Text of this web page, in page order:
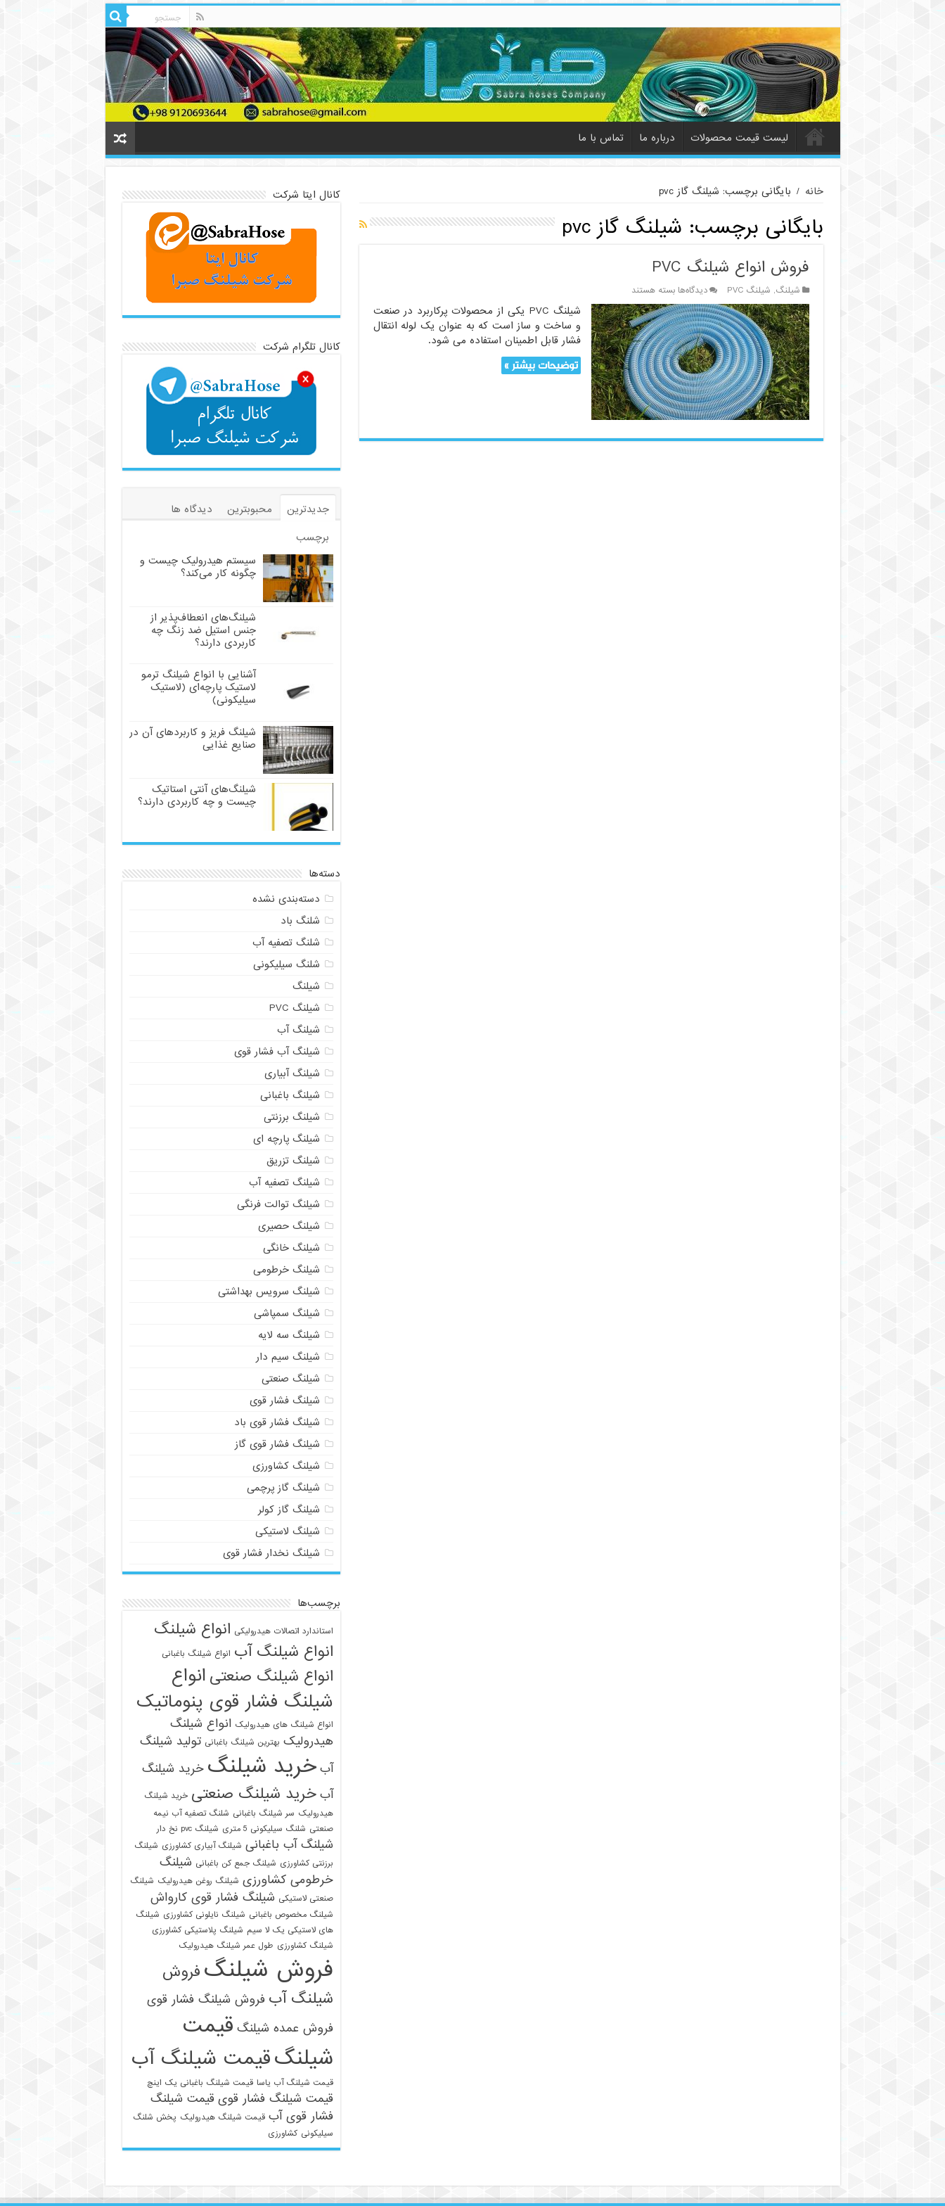
لیست قیمت محصولات درباره ما تماس با ما
خانه / بایگانی برچسب: شیلنگ گاز pvc
بایگانی برچسب: شیلنگ گاز pvc
فروش انواع شیلنگ PVC
شیلنگ, شیلنگ PVC دیدگاه‌هابرای
فروش
انواع
شیلنگ
PVC
بسته هستند
شیلنگ PVC یکی از محصولات پرکاربرد در صنعت
و ساخت و ساز است که به عنوان یک لوله انتقال
فشار قابل اطمینان استفاده می شود.
توضیحات بیشتر »
کانال ایتا شرکت
کانال تلگرام شرکت
جدیدترین محبوبترین
دیدگاه ها
برچسب
سیستم هیدرولیک چیست و
چگونه کار می‌کند؟
شیلنگ‌های انعطاف‌پذیر از
جنس استیل ضد زنگ چه
کاربردی دارند؟
آشنایی با انواع شیلنگ ترمو
لاستیک پارچه‌ای (لاستیک
سیلیکونی)
شیلنگ فریز و کاربردهای آن در
صنایع غذایی
شیلنگ‌های آنتی استاتیک
چیست و چه کاربردی دارند؟
دسته‌ها
دسته‌بندی نشده
شلنگ باد
شلنگ تصفیه آب
شلنگ سیلیکونی
شیلنگ
شیلنگ PVC
شیلنگ آب
شیلنگ آب فشار قوی
شیلنگ آبیاری
شیلنگ باغبانی
شیلنگ برزنتی
شیلنگ پارچه ای
شیلنگ تزریق
شیلنگ تصفیه آب
شیلنگ توالت فرنگی
شیلنگ حصیری
شیلنگ خانگی
شیلنگ خرطومی
شیلنگ سرویس بهداشتی
شیلنگ سمپاشی
شیلنگ سه لایه
شیلنگ سیم دار
شیلنگ صنعتی
شیلنگ فشار قوی
شیلنگ فشار قوی باد
شیلنگ فشار قوی گاز
شیلنگ کشاورزی
شیلنگ گاز پرچمی
شیلنگ گاز کولر
شیلنگ لاستیکی
شیلنگ نخدار فشار قوی
برچسب‌ها
استاندارد اتصالات هیدرولیکی انواع شیلنگ
انواع شیلنگ آب انواع شیلنگ باغبانی
انواع شیلنگ صنعتی انواع
شیلنگ فشار قوی پنوماتیک
انواع شیلنگ های هیدرولیک انواع شیلنگ
هیدرولیک بهترین شیلنگ باغبانی تولید شیلنگ
آب خرید شیلنگ خرید شیلنگ
آب خرید شیلنگ صنعتی خرید شیلنگ
هیدرولیک سر شیلنگ باغبانی شلنگ تصفیه آب نیمه
صنعتی شلنگ سیلیکونی 5 متری شیلنگ pvc نخ دار
شیلنگ آب باغبانی شیلنگ آبیاری کشاورزی شیلنگ
برزنتی کشاورزی شیلنگ جمع کن باغبانی شیلنگ
خرطومی کشاورزی شیلنگ روغن هیدرولیک شیلنگ
صنعتی لاستیکی شیلنگ فشار قوی کارواش
شیلنگ مخصوص باغبانی شیلنگ نایلونی کشاورزی شیلنگ
های لاستیکی یک لا سیم شیلنگ پلاستیکی کشاورزی
شیلنگ کشاورزی طول عمر شیلنگ هیدرولیک
فروش شیلنگ فروش
شیلنگ آب فروش شیلنگ فشار قوی
فروش عمده شیلنگ قیمت
شیلنگقیمت شیلنگ آب
قیمت شیلنگ آب یاسا قیمت شیلنگ باغبانی یک اینچ
قیمت شیلنگ فشار قوی قیمت شیلنگ
فشار قوی آب قیمت شیلنگ هیدرولیک پخش شلنگ
سیلیکونی کشاورزی